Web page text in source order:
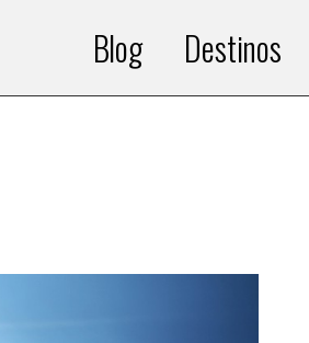
Blog Destinos